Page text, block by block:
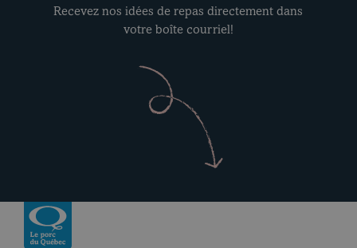
Recevez nos idées de repas directement dans
votre boîte courriel!
Revenir à la page d’accueil